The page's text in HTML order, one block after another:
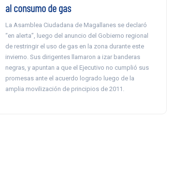
al consumo de gas
La Asamblea Ciudadana de Magallanes se declaró
“en alerta”, luego del anuncio del Gobierno regional
de restringir el uso de gas en la zona durante este
invierno. Sus dirigentes llamaron a izar banderas
negras, y apuntan a que el Ejecutivo no cumplió sus
promesas ante el acuerdo logrado luego de la
amplia movilización de principios de 2011.